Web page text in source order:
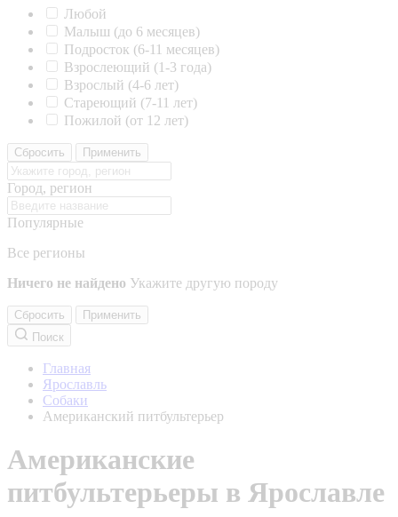
Любой
Малыш (до 6 месяцев)
Подросток (6-11 месяцев)
Взрослеющий (1-3 года)
Взрослый (4-6 лет)
Стареющий (7-11 лет)
Пожилой (от 12 лет)
Сбросить Применить
Город, регион
Популярные
Все регионы
Ничего не найдено Укажите другую породу
Сбросить
Применить
Поиск
Главная
Ярославль
Собаки
Американский питбультерьер
Американские
питбультерьеры в Ярославле